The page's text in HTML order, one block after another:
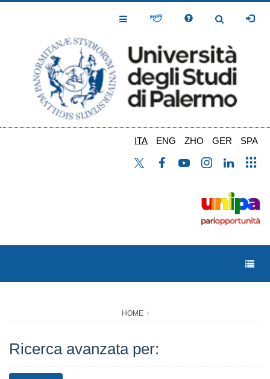
Toggle
Toggle
ITA ENG ZHO GER SPA
HOME
Ricerca avanzata per: